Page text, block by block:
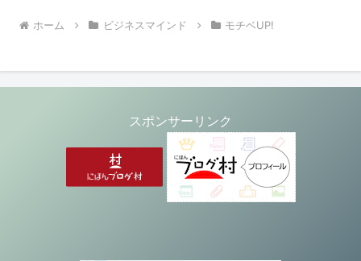
ホーム ビジネスマインド モチベUP!
スポンサーリンク